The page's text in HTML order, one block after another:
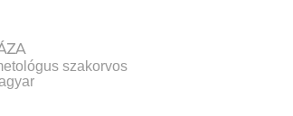
szakorvos